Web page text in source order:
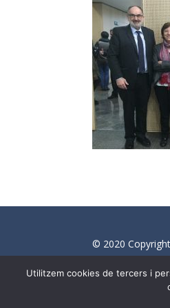
© 2020
En aquest web
Utilitzem cookies de tercers i